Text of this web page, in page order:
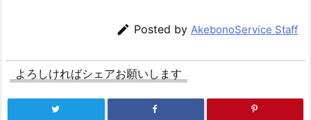
 Posted by AkebonoService Staff
よろしければシェアお願いします